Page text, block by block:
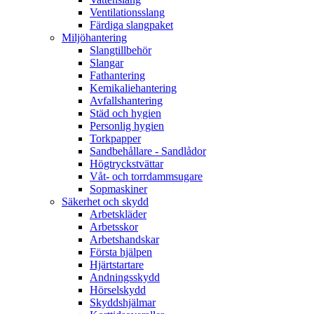
Ventilationsslang
Färdiga slangpaket
Miljöhantering
Slangtillbehör
Slangar
Fathantering
Kemikaliehantering
Avfallshantering
Städ och hygien
Personlig hygien
Torkpapper
Sandbehållare - Sandlådor
Högtryckstvättar
Våt- och torrdammsugare
Sopmaskiner
Säkerhet och skydd
Arbetskläder
Arbetsskor
Arbetshandskar
Första hjälpen
Hjärtstartare
Andningsskydd
Hörselskydd
Skyddshjälmar